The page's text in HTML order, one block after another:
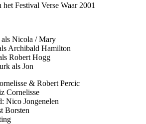
Festival Verse Waar 2001
Nicola / Mary
Archibald Hamilton
Robert Hogg
als Jon
& Robert Percic
Cornelisse
Nico Jongenelen
Borsten